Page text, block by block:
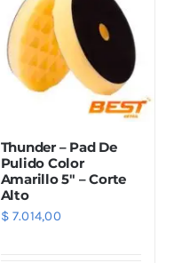
Thunder – Pad De
Pulido Color
Amarillo 5″ – Corte
Alto
$7.014,00